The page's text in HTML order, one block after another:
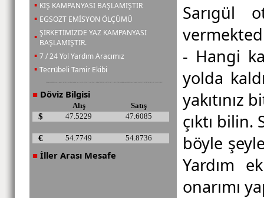
▪ KIŞ KAMPANYASI BAŞLAMIŞTIR
▪ EGSOZT EMİSYON ÖLÇÜMÜ
▪ ŞİRKETİMİZDE YAZ KAMPANYASI
BAŞLAMIŞTIR.
▪ 7 / 24 Yol Yardım Aracımız
▪ Tecrübeli Tamir Ekibi
■ Döviz Bilgisi
Alış Satış
$ 47.5229 47.6085
€ 54.7749 54.8736
■ İller Arası Mesafe
Sarıgül
- Hangi
yolda
yakıtınız
çıktı bilin.
böyle
Yardım
onarımı